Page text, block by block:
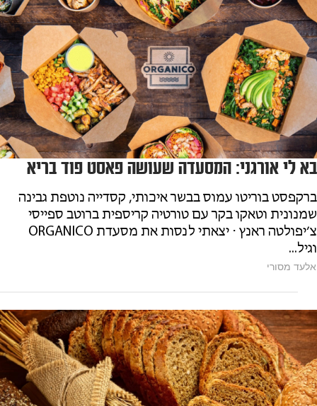
בא לי אורגני: המסעדה שעושה פאסט פוד בריא
ברקפסט בוריטו עמוס בבשר איכותי, קסדייה נוטפת גבינה
שמנונית וטאקו בקר עם טורטיה קריספית ברוטב ספייסי
צ׳יפולטה ראנץ ⋅ יצאתי לנסות את מסעדת ORGANICO
וגיל...
אלעד מסורי